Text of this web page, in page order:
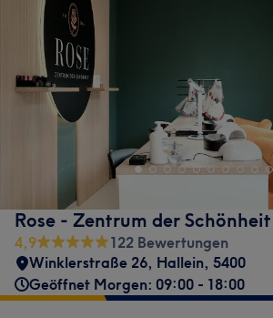
Rose - Zentrum der Schönheit
4,9
122 Bewertungen
Winklerstraße 26, Hallein, 5400
Geöffnet Morgen: 09:00 - 18:00